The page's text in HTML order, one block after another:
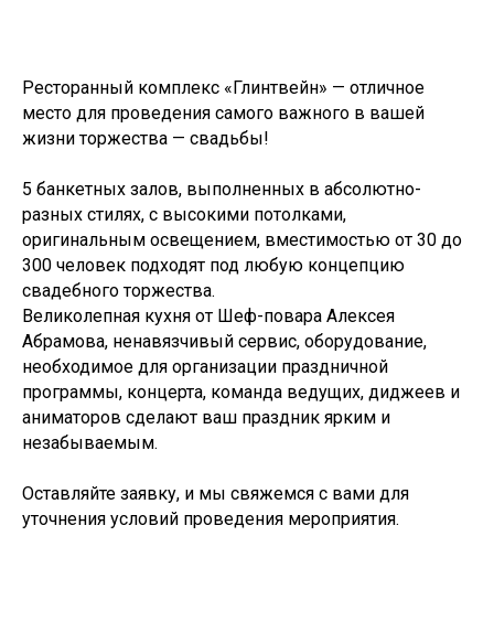
Ресторанный комплекс «Глинтвейн» — отличное
место для проведения самого важного в вашей
жизни торжества — свадьбы!
5 банкетных залов, выполненных в абсолютно-
разных стилях, с высокими потолками,
оригинальным освещением, вместимостью от 30 до
300 человек подходят под любую концепцию
свадебного торжества.
Великолепная кухня от Шеф-повара Алексея
Абрамова, ненавязчивый сервис, оборудование,
необходимое для организации праздничной
программы, концерта, команда ведущих, диджеев и
аниматоров сделают ваш праздник ярким и
незабываемым.
Оставляйте заявку, и мы свяжемся с вами для
уточнения условий проведения мероприятия.